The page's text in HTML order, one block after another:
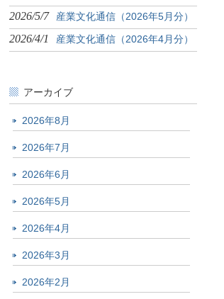
2026/5/7 産業文化通信（2026年5月分）
2026/4/1 産業文化通信（2026年4月分）
アーカイブ
2026年8月
2026年7月
2026年6月
2026年5月
2026年4月
2026年3月
2026年2月